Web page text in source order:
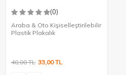
(0)
Araba & Oto Kişiselleştirilebilir
Plastik Plakalık
40,00TL 33,00TL